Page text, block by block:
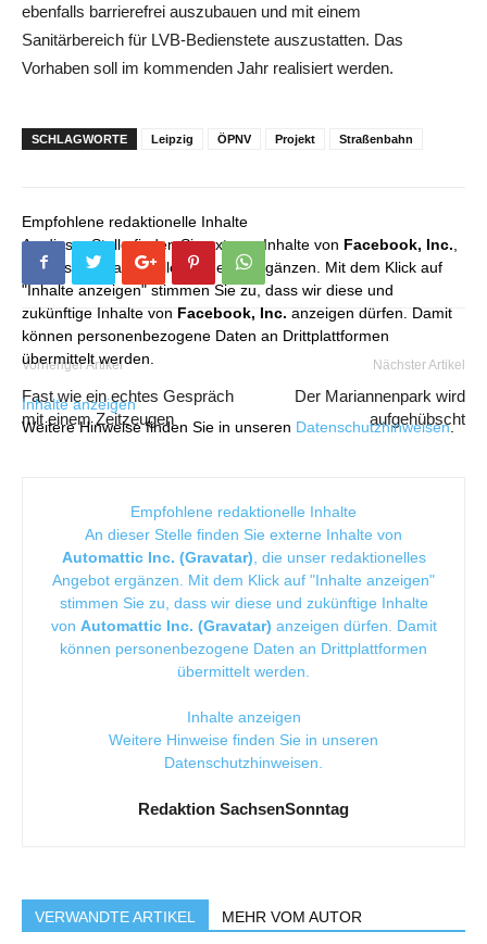
ebenfalls barrierefrei auszubauen und mit einem
Sanitärbereich für LVB-Bedienstete auszustatten. Das
Vorhaben soll im kommenden Jahr realisiert werden.
SCHLAGWORTE Leipzig ÖPNV Projekt Straßenbahn
Empfohlene redaktionelle Inhalte
An dieser Stelle finden Sie externe Inhalte von Facebook, Inc.
die unser redaktionelles Angebot ergänzen. Mit dem Klick auf
"Inhalte anzeigen" stimmen Sie zu, dass wir diese und
zukünftige Inhalte von Facebook, Inc. anzeigen dürfen. Damit
können personenbezogene Daten an Drittplattformen
übermittelt werden.
Inhalte anzeigen
Weitere Hinweise finden Sie in unseren Datenschutzhinweisen.
Vorheriger Artikel
Fast wie ein echtes Gespräch
mit einem Zeitzeugen
Nächster Artikel
Der Mariannenpark wird
aufgehübscht
Empfohlene redaktionelle Inhalte
An dieser Stelle finden Sie externe Inhalte von
Automattic Inc. (Gravatar) , die unser redaktionelles
Angebot ergänzen. Mit dem Klick auf "Inhalte anzeigen"
stimmen Sie zu, dass wir diese und zukünftige Inhalte
von Automattic Inc. (Gravatar) anzeigen dürfen. Damit
können personenbezogene Daten an Drittplattformen
übermittelt werden.
Inhalte anzeigen
Weitere Hinweise finden Sie in unseren
Datenschutzhinweisen
Redaktion SachsenSonntag
VERWANDTE ARTIKEL MEHR VOM AUTOR